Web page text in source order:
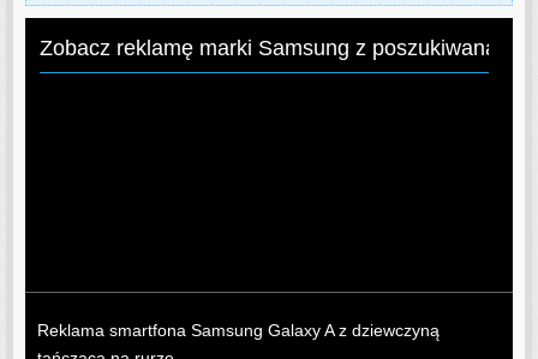
Zobacz reklamę marki Samsung z poszukiwaną
Reklama smartfona Samsung Galaxy A z dziewczyną